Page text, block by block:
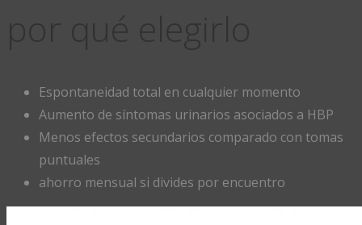
Espontaneidad total en cualquier momento
Aumento de síntomas urinarios asociados a HBP
Menos efectos secundarios comparado con tomas
puntuales
ahorro mensual si divides por encuentro